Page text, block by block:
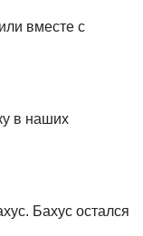
вместе с
в наших
Бахус остался